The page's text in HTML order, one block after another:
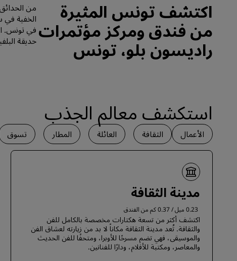
اكتشف تونس المثيرة
من فندق ومركز مؤتمرات
راديسون بلو، تونس
من
الخفية في
في تونس.
حديقة
‏‫استكشف معالم الجذب
الأعمال الثقافة العائلة المطار تسوق
مدينة الثقافة
0.23 ميل / 0.37 كم من الفندق
اكتشف أكثر من تسعة هكتارات مخصصة بالكامل للفن
والثقافة. تُعد مدينة الثقافة مكاناً لا بد من زيارته لعشاق الفن
والموسيقى، فهي تضم مسرحًا للأوبرا، ومتحفًا للفن الحديث
والمعاصر، ومكتبة للأفلام، ودارًا للفنانين.